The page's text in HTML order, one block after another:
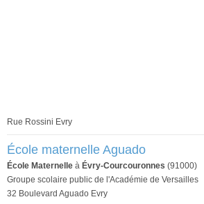
Rue Rossini Evry
École maternelle Aguado
École Maternelle à Évry-Courcouronnes (91000)
Groupe scolaire public de l'Académie de Versailles
32 Boulevard Aguado Evry